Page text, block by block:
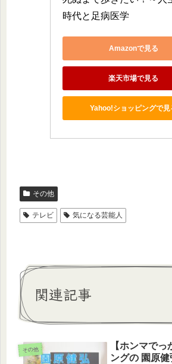
時代と足病医学
Amazonで見る
楽天市場で見る
Yahoo!ショッピングで見
その他
テレビ 気になる芸能人
関連記事
その他
【ホンマで
ングの 園原